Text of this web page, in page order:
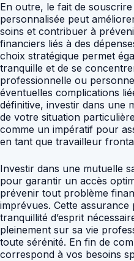
En outre, le fait de
personnalisée peut
soins et contribuer à
financiers liés à des
choix stratégique permet
tranquille et de se
professionnelle ou
éventuelles complications
définitive, investir dans une
de votre situation
comme un impératif pour
en tant que travailleur
Investir dans une mutuelle
pour garantir un accès
prévenir tout problème
imprévues. Cette
tranquillité d’esprit
pleinement sur sa vie
toute sérénité. En fin de
correspond à vos besoins